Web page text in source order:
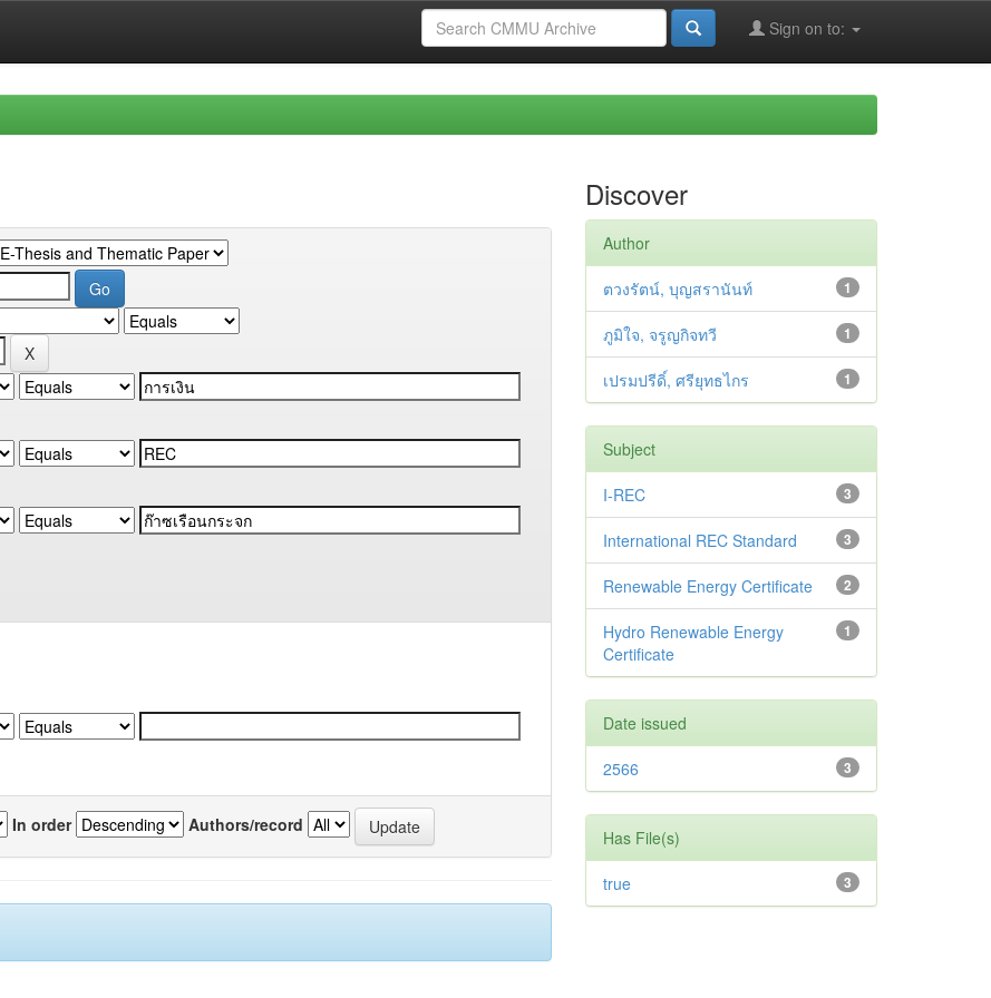
Sign on to:
In order Authors/record
Discover
Author
1
ตวงรัตน์, บุญสรานันท์
1
ภูมิใจ, จรูญกิจทวี
1
เปรมปรีดิ์, ศรียุทธไกร
Subject
3
I-REC
3
International REC Standard
2
Renewable Energy Certificate
1
Hydro Renewable Energy
Certificate
Date issued
3
2566
Has File(s)
3
true